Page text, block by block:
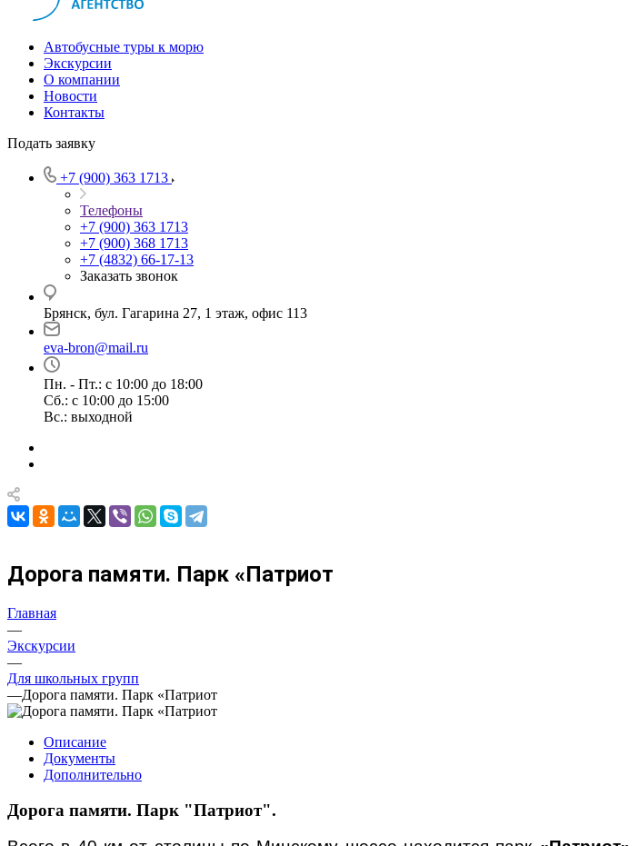
Автобусные туры к морю
Экскурсии
О компании
Новости
Контакты
Подать заявку
+7 (900) 363 1713
Телефоны
+7 (900) 363 1713
+7 (900) 368 1713
+7 (4832) 66-17-13
Заказать звонок
Брянск, бул. Гагарина 27, 1 этаж, офис 113
eva-bron@mail.ru
Пн. - Пт.: с 10:00 до 18:00
Cб.: с 10:00 до 15:00
Вс.: выходной
Дорога памяти. Парк «Патриот
Главная
—
Экскурсии
—
Для школьных групп
—Дорога памяти. Парк «Патриот
Описание
Документы
Дополнительно
Дорога памяти. Парк "Патриот".